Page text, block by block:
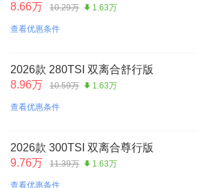
8.66万
10.29万 1.63万
查看优惠条件
2026款 280TSI 双离合舒行版
8.96万
10.59万 1.63万
查看优惠条件
2026款 300TSI 双离合尊行版
9.76万
11.39万 1.63万
查看优惠条件